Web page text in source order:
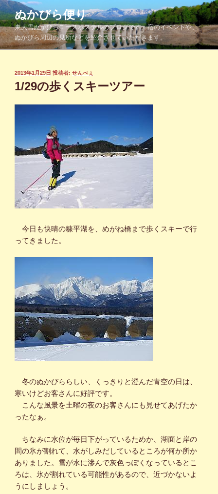
コ
ン
テ
ン
ツ
ぬかびら便り
東大雪ぬかびらユースホステルのブログです。宿のイベントや、
ぬかびら周辺の見所などを紹介させていただきます。
投
稿
日:
2013年1月29日 投稿者: せんべぇ
1/29の歩くスキーツアー
今日も快晴の糠平湖を、めがね橋まで歩くスキーで行
ってきました。
冬のぬかびららしい、くっきりと澄んだ青空の日は、
寒いけどお客さんに好評です。
こんな風景を土曜の夜のお客さんにも見せてあげたか
ったなぁ。
ちなみに水位が毎日下がっているためか、湖面と岸の
間の氷が割れて、水がしみだしているところが何か所か
ありました。雪が水に滲んで灰色っぽくなっているとこ
ろは、氷が割れている可能性があるので、近づかないよ
うにしましょう。